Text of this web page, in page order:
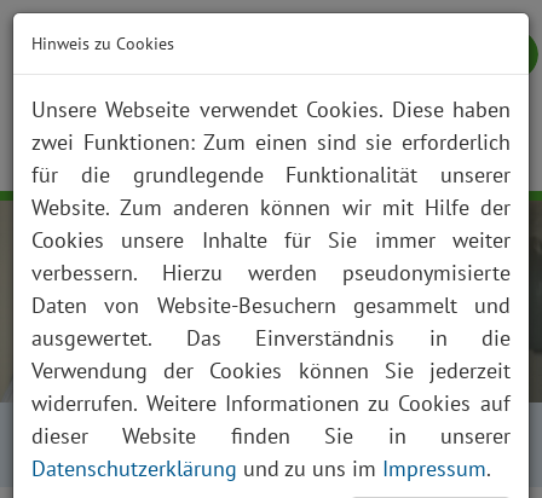
NOTFALL KONTAKT ANFAHRT JOBS SUCHE
Startseite Über uns Aktuelles
Kalender
Termindetails
Hinweis zu Cookies
Unsere Webseite verwendet Cookies. Diese haben
zwei Funktionen: Zum einen sind sie erforderlich
für die grundlegende Funktionalität unserer
Website. Zum anderen können wir mit Hilfe der
Cookies unsere Inhalte für Sie immer weiter
verbessern. Hierzu werden pseudonymisierte
Daten von Website-Besuchern gesammelt und
ausgewertet. Das Einverständnis in die
Verwendung der Cookies können Sie jederzeit
widerrufen. Weitere Informationen zu Cookies auf
dieser Website finden Sie in unserer
Datenschutzerklärung und zu uns im Impressum.